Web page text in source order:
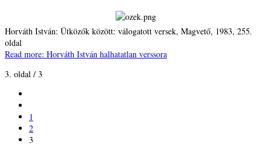
Horváth István: Ütközők között: válogatott versek, Magvető, 1983, 255.
oldal
Read more: Horváth István halhatatlan verssora
3. oldal / 3
1
2
3